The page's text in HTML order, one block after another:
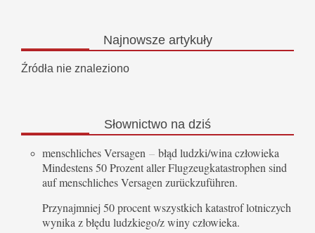
Najnowszeartykuły
Źródła nie znaleziono
Słownictwo na dziś
menschliches Versagen – błąd ludzki/wina człowieka
Mindestens 50 Prozent aller Flugzeugkatastrophen sind
auf menschliches Versagen zurückzuführen.
Przynajmniej 50 procent wszystkich katastrof lotniczych
wynika z błędu ludzkiego/z winy człowieka.